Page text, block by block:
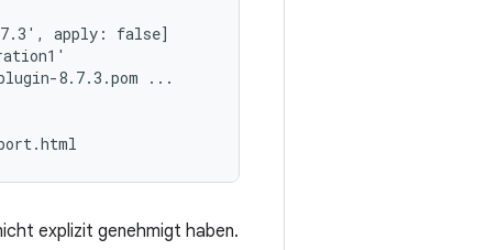
apply: false]
8.7.3.pom ...
explizit genehmigt haben.